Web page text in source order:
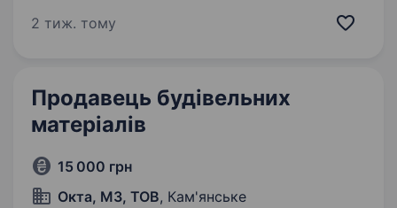
росте і розвивається, тому ми шукаємо
2 тиж. тому
Продавець будівельних
матеріалів
15 000 грн
Окта, МЗ, ТОВ, Кам'янське